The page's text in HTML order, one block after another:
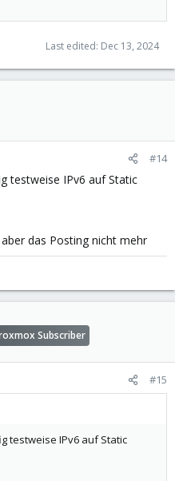
Last edited: Dec 13, 2024
#14
testweise IPv6 auf Static
das Posting nicht mehr
Subscriber
#15
testweise IPv6 auf Static